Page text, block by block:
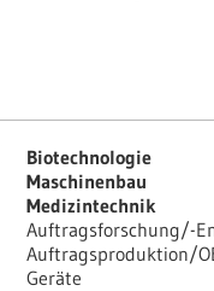
Biotechnologie
Maschinenbau
Medizintechnik
Auftragsforschung/-
Auftragsproduktion/
Geräte